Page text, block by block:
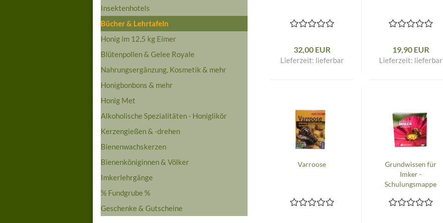
32,00 EUR
Lieferzeit: lieferbar
19,90 EUR
Lieferzeit: lieferbar
Varroose
Grundwissen für
Imker -
Schulungsmappe
Insektenhotels
Bücher & Lehrtafeln
Honig im 12,5 kg Eimer
Blütenpollen & Gelee Royale
Nahrungsergänzung, Kosmetik & mehr
Honigbonbons & mehr
Honig Met
Alkoholische Spezialitäten - Honiglikör
Kerzengießen & -drehen
Bienenwachskerzen
Bienenköniginnen & Völker
Imkerlehrgänge
% Fundgrube %
Geschenke & Gutscheine